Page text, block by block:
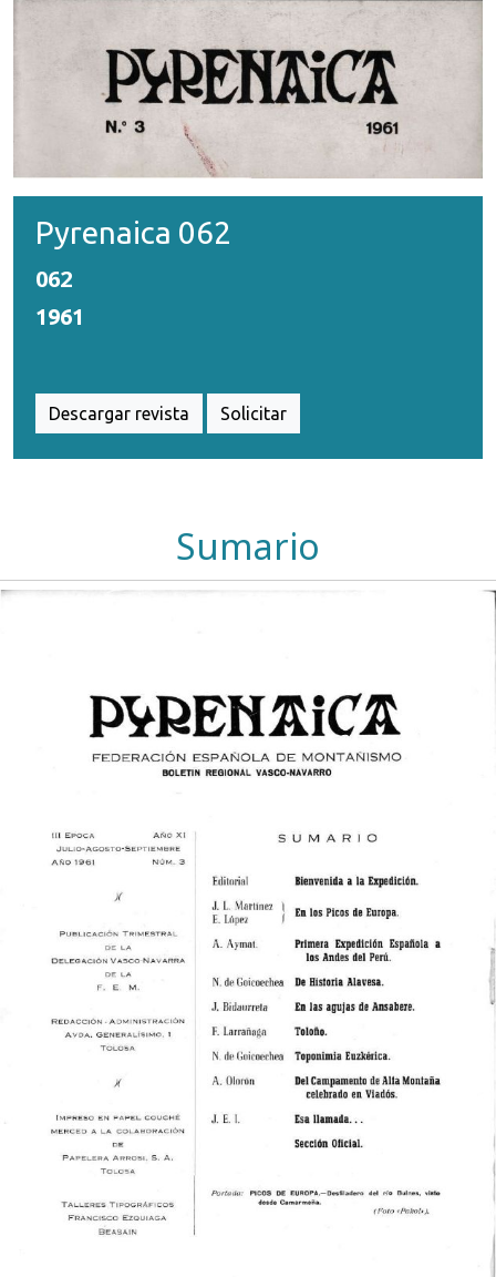
Pyrenaica 062
062
1961
Descargar revista Solicitar
Sumario